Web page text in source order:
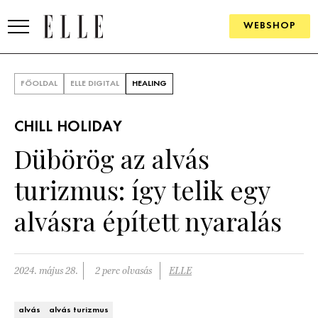
WEBSHOP
SZÉPSÉG
ÉLETMÓD
PÁRKAPCSOLAT
FŐOLDAL ELLE DIGITAL HEALING
CHILL HOLIDAY
Dübörög az alvás
turizmus: így telik egy
alvásra épített nyaralás
2024. május 28. 2 perc olvasás ELLE
alvás alvás turizmus